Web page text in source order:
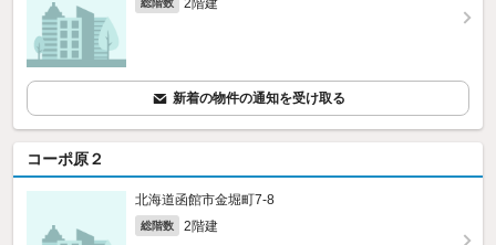
総階数 2階建
新着の物件の通知を受け取る
コーポ原２
北海道函館市金堀町7-8
総階数 2階建